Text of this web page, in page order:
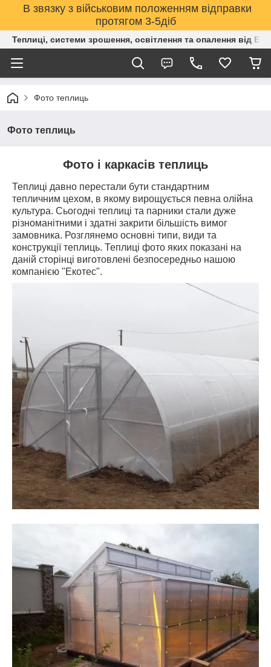
В звязку з військовим положенням відправки
протягом 3-5діб
Теплиці, системи зрошення, освітлення та опалення від
Фото теплиць
Фото теплиць
Фото і каркасів теплиць
Теплиці давно перестали бути стандартним
тепличним цехом, в якому вирощується певна олійна
культура. Сьогодні теплиці та парники стали дуже
різноманітними і здатні закрити більшість вимог
замовника. Розглянемо основні типи, види та
конструкції теплиць. Теплиці фото яких показані на
даній сторінці виготовлені безпосередньо нашою
компанією "Екотес".